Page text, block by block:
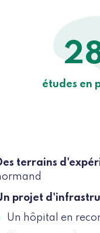
études en
terrains
projet
Un hôpital en